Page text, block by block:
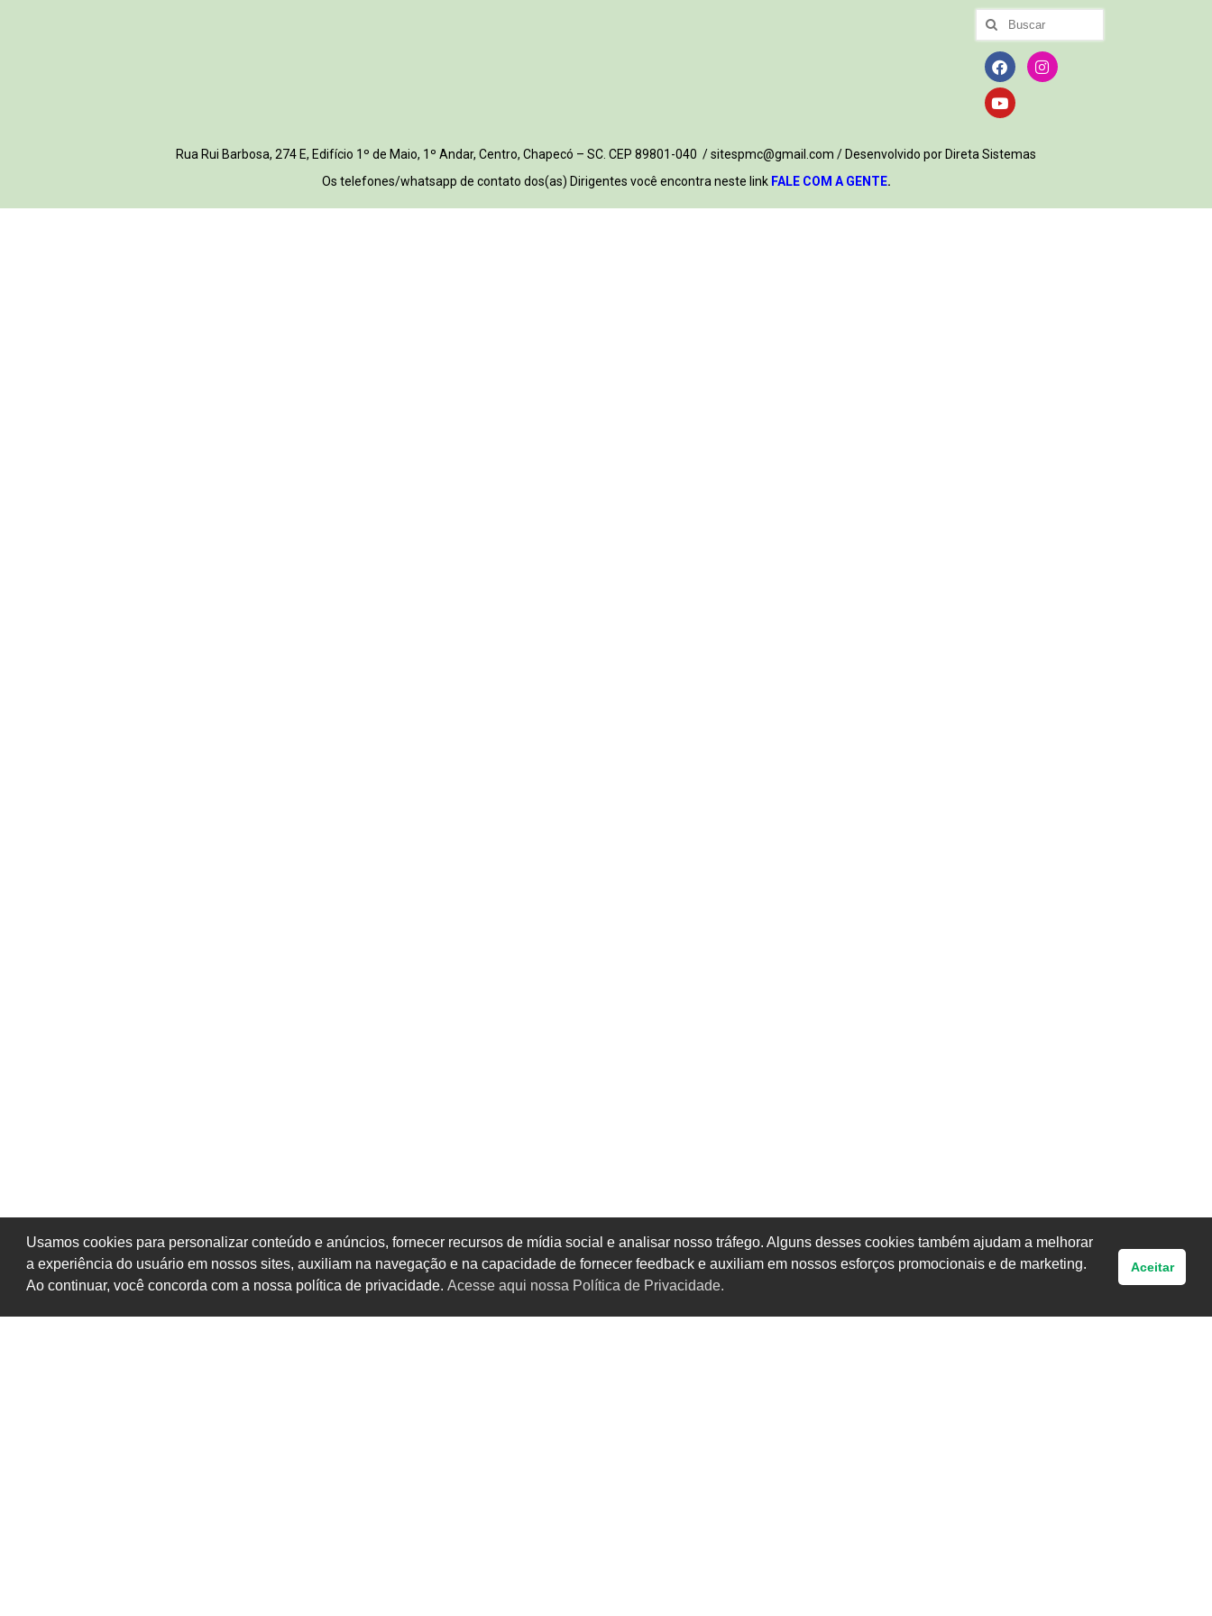
Rua Rui Barbosa, 274 E, Edifício 1º de Maio, 1º Andar, Centro, Chapecó – SC. CEP 89801-040 / sitespmc@gmail.com / Desenvolvido por Direta Sistemas
Os telefones/whatsapp de contato dos(as) Dirigentes você encontra neste link FALE COM A GENTE.
Usamos cookies para personalizar conteúdo e anúncios, fornecer recursos de mídia social e analisar nosso tráfego. Alguns desses cookies também ajudam a melhorar
a experiência do usuário em nossos sites, auxiliam na navegação e na capacidade de fornecer feedback e auxiliam em nossos esforços promocionais e de marketing.
Ao continuar, você concorda com a nossa política de privacidade. Acesse aqui nossa Política de Privacidade.
Aceitar